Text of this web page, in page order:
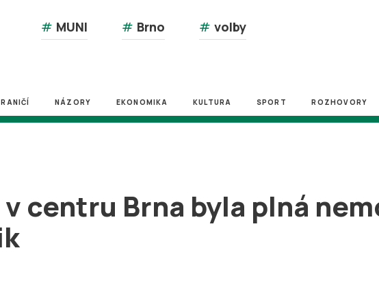
# MUNI # Brno # volby
NÁZORY EKONOMIKA KULTURA SPORT ROZHOVORY
centru Brna byla plná